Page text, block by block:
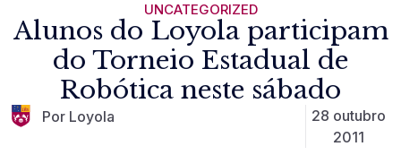
UNCATEGORIZED
Alunos do Loyola participam
do Torneio Estadual de
Robótica neste sábado
Por Loyola
28 outubro
2011